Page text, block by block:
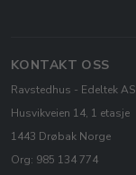
KONTAKT OSS
Ravstedhus - Edeltek AS
Husvikveien 14, 1 etasje
1443 Drøbak Norge
Org: 985 134 774